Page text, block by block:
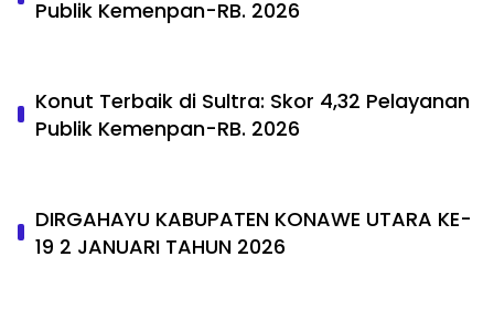
Publik Kemenpan-RB. 2026
Konut Terbaik di Sultra: Skor 4,32 Pelayanan
Publik Kemenpan-RB. 2026
DIRGAHAYU KABUPATEN KONAWE UTARA KE-
19 2 JANUARI TAHUN 2026